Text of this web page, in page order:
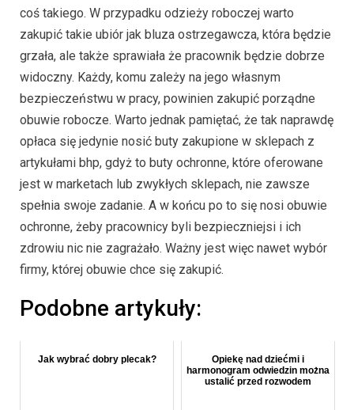
coś takiego. W przypadku odzieży roboczej warto
zakupić takie ubiór jak bluza ostrzegawcza, która będzie
grzała, ale także sprawiała że pracownik będzie dobrze
widoczny. Każdy, komu zależy na jego własnym
bezpieczeństwu w pracy, powinien zakupić porządne
obuwie robocze. Warto jednak pamiętać, że tak naprawdę
opłaca się jedynie nosić buty zakupione w sklepach z
artykułami bhp, gdyż to buty ochronne, które oferowane
jest w marketach lub zwykłych sklepach, nie zawsze
spełnia swoje zadanie. A w końcu po to się nosi obuwie
ochronne, żeby pracownicy byli bezpieczniejsi i ich
zdrowiu nic nie zagrażało. Ważny jest więc nawet wybór
firmy, której obuwie chce się zakupić.
Podobne artykuły:
Jak wybrać dobry plecak?
Opiekę nad dziećmi i
harmonogram odwiedzin można
ustalić przed rozwodem